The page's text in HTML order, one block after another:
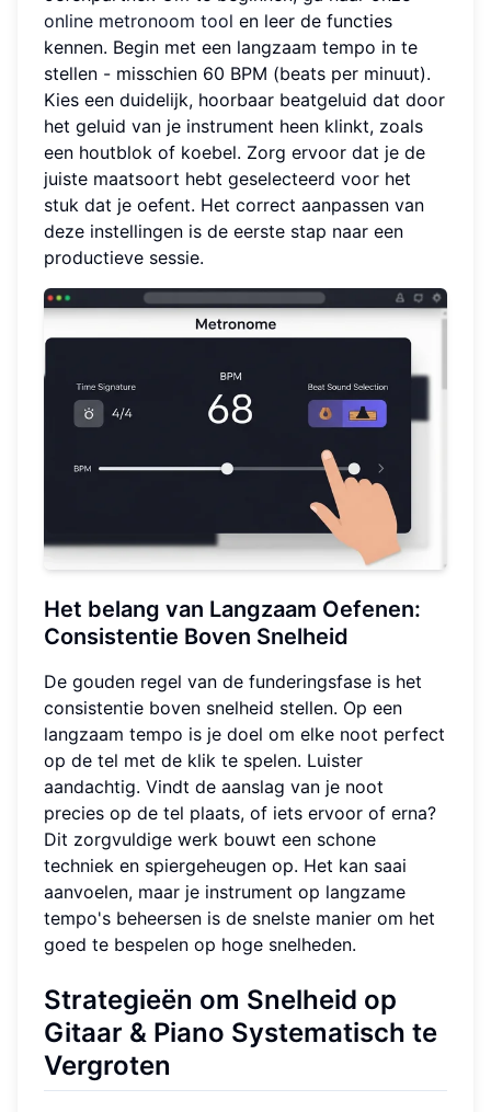
online metronoom tool en leer de functies
kennen. Begin met een langzaam tempo in te
stellen - misschien 60 BPM (beats per minuut).
Kies een duidelijk, hoorbaar beatgeluid dat door
het geluid van je instrument heen klinkt, zoals
een houtblok of koebel. Zorg ervoor dat je de
juiste maatsoort hebt geselecteerd voor het
stuk dat je oefent. Het correct aanpassen van
deze instellingen is de eerste stap naar een
productieve sessie.
Het belang van Langzaam Oefenen:
Consistentie Boven Snelheid
De gouden regel van de funderingsfase is het
consistentie boven snelheid stellen. Op een
langzaam tempo is je doel om elke noot perfect
op de tel met de klik te spelen. Luister
aandachtig. Vindt de aanslag van je noot
precies op de tel plaats, of iets ervoor of erna?
Dit zorgvuldige werk bouwt een schone
techniek en spiergeheugen op. Het kan saai
aanvoelen, maar je instrument op langzame
tempo's beheersen is de snelste manier om het
goed te bespelen op hoge snelheden.
Strategieën om Snelheid op
Gitaar & Piano Systematisch te
Vergroten